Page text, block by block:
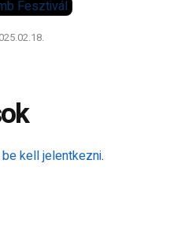
be kell jelentkezni.